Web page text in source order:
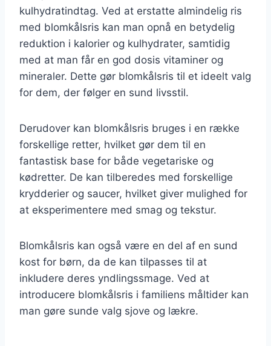
kulhydratindtag. Ved at erstatte almindelig ris
med blomkålsris kan man opnå en betydelig
reduktion i kalorier og kulhydrater, samtidig
med at man får en god dosis vitaminer og
mineraler. Dette gør blomkålsris til et ideelt valg
for dem, der følger en sund livsstil.
Derudover kan blomkålsris bruges i en række
forskellige retter, hvilket gør dem til en
fantastisk base for både vegetariske og
kødretter. De kan tilberedes med forskellige
krydderier og saucer, hvilket giver mulighed for
at eksperimentere med smag og tekstur.
Blomkålsris kan også være en del af en sund
kost for børn, da de kan tilpasses til at
inkludere deres yndlingssmage. Ved at
introducere blomkålsris i familiens måltider kan
man gøre sunde valg sjove og lækre.